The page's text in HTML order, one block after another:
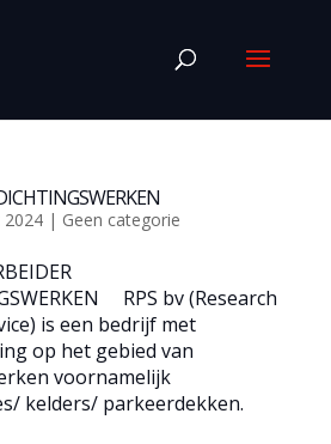
2024| Geen categorie
RPS bv (Research
is een bedrijf met
op het gebied van
voornamelijk
kelders/ parkeerdekken.